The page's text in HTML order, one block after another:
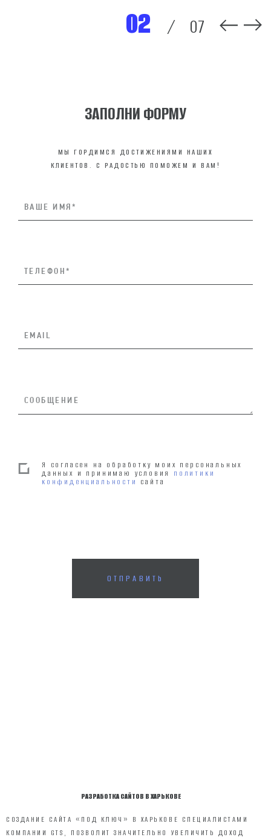
02 / 07
ЗАПОЛНИ ФОРМУ
МЫ ГОРДИМСЯ ДОСТИЖЕНИЯМИ НАШИХ
КЛИЕНТОВ. С РАДОСТЬЮ ПОМОЖЕМ И ВАМ!
Я согласен на обработку моих персональных
данных и принимаю условия политики
конфиденциальности сайта
ОТПРАВИТЬ
РАЗРАБОТКА САЙТОВ В ХАРЬКОВЕ
СОЗДАНИЕ САЙТА «ПОД КЛЮЧ» В ХАРЬКОВЕ СПЕЦИАЛИСТАМИ
КОМПАНИИ GTS, ПОЗВОЛИТ ЗНАЧИТЕЛЬНО УВЕЛИЧИТЬ ДОХОД